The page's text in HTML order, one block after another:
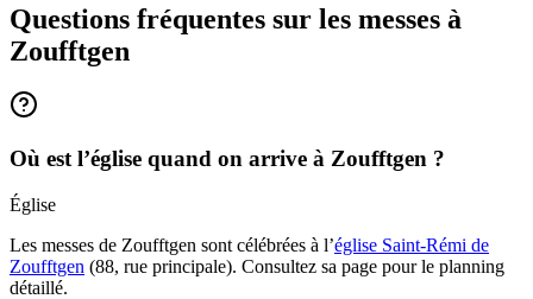
Questions fréquentes sur les messes à
Zoufftgen
Où est l’église quand on arrive à Zoufftgen ?
Église
Les messes de Zoufftgen sont célébrées à l’église Saint-Rémi de
Zoufftgen (88, rue principale). Consultez sa page pour le planning
détaillé.